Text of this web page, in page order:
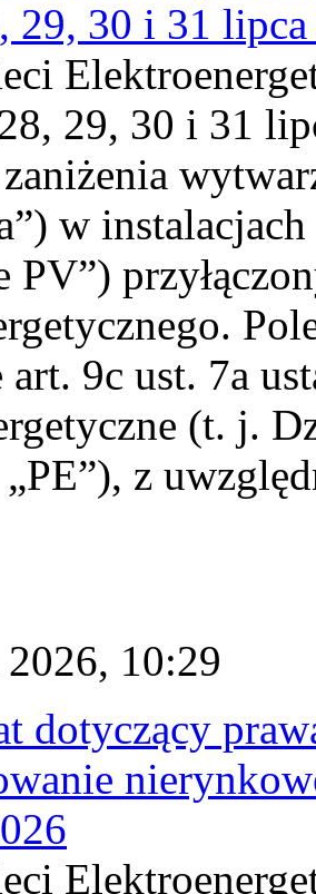
29, 30 i 31
29, 30 i 31
w
PV”)
art. 9c ust. 7a
(t. j.
z
10:29
dotyczący